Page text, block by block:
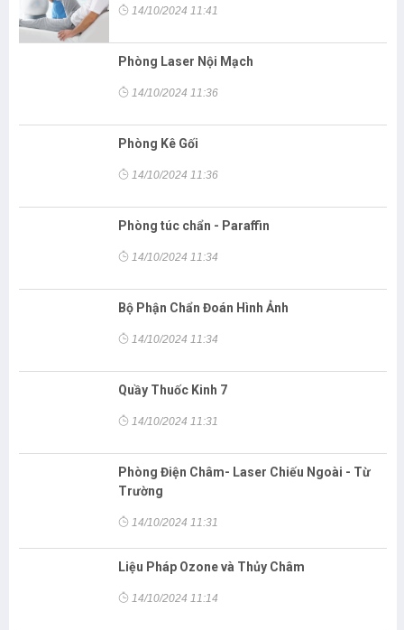
14/10/2024 11:41
Phòng Laser Nội Mạch
14/10/2024 11:36
Phòng Kê Gối
14/10/2024 11:36
Phòng túc chẩn - Paraffin
14/10/2024 11:34
Bộ Phận Chẩn Đoán Hình Ảnh
14/10/2024 11:34
Quầy Thuốc Kinh 7
14/10/2024 11:31
Phòng Điện Châm- Laser Chiếu Ngoài - Từ
Trường
14/10/2024 11:31
Liệu Pháp Ozone và Thủy Châm
14/10/2024 11:14